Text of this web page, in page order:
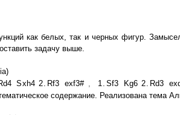
как белых, так и черных фигур.
задачу выше.
Sxh4 2. Rf3 exf3# , 1. Sf3 Kg6 2. Rd3
содержание. Реализована тема